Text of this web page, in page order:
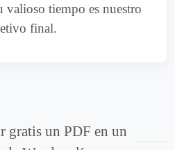
valioso tiempo es nuestro
final.
gratis un PDF en un